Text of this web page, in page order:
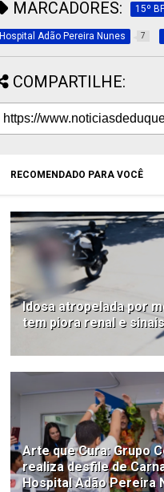
MARCADORES: 15º
Hospital Adão Pereira Nunes 7
COMPARTILHE:
RECOMENDADO PARA VOCÊ
Idosa atropelada por
tem piora renal e
Arte que Cura: Grupo
realiza desfile de
Hospital Adão Pereira